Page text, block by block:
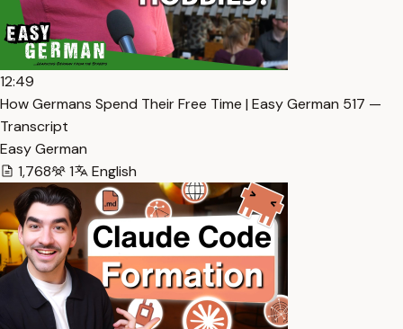
12:49
How Germans Spend Their Free Time | Easy German 517 —
Transcript
Easy German
1,768
1 English